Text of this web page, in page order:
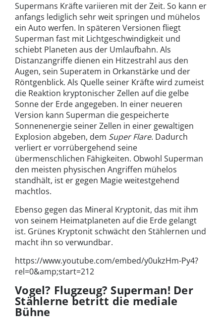
Supermans Kräfte variieren mit der Zeit. So kann er
anfangs lediglich sehr weit springen und mühelos
ein Auto werfen. In späteren Versionen fliegt
Superman fast mit Lichtgeschwindigkeit und
schiebt Planeten aus der Umlaufbahn. Als
Distanzangriffe dienen ein Hitzestrahl aus den
Augen, sein Superatem in Orkanstärke und der
Röntgenblick. Als Quelle seiner Kräfte wird zumeist
die Reaktion kryptonischer Zellen auf die gelbe
Sonne der Erde angegeben. In einer neueren
Version kann Superman die gespeicherte
Sonnenenergie seiner Zellen in einer gewaltigen
Explosion abgeben, dem Super Flare. Dadurch
verliert er vorrübergehend seine
übermenschlichen Fähigkeiten. Obwohl Superman
den meisten physischen Angriffen mühelos
standhält, ist er gegen Magie weitestgehend
machtlos.
Ebenso gegen das Mineral Kryptonit, das mit ihm
von seinem Heimatplaneten auf die Erde gelangt
ist. Grünes Kryptonit schwächt den Stählernen und
macht ihn so verwundbar.
https://www.youtube.com/embed/y0ukzHm-Py4?
rel=0&amp;start=212
Vogel? Flugzeug? Superman! Der
Stählerne betritt die mediale
Bühne